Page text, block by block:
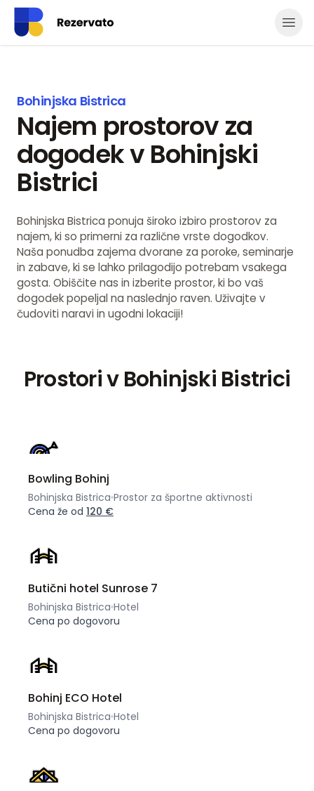
Bohinjska Bistrica
Najem prostorov za
dogodek v Bohinjski
Bistrici
Bohinjska Bistrica ponuja široko izbiro prostorov za
najem, ki so primerni za različne vrste dogodkov.
Naša ponudba zajema dvorane za poroke, seminarje
in zabave, ki se lahko prilagodijo potrebam vsakega
gosta. Obiščite nas in izberite prostor, ki bo vaš
dogodek popeljal na naslednjo raven. Uživajte v
čudoviti naravi in ugodni lokaciji!
Prostori v Bohinjski Bistrici
Bowling Bohinj
Bohinjska Bistrica Prostor za športne aktivnosti
Cena že od 120 €
Butični hotel Sunrose 7
Bohinjska Bistrica Hotel
Cena po dogovoru
Bohinj ECO Hotel
Bohinjska Bistrica Hotel
Cena po dogovoru